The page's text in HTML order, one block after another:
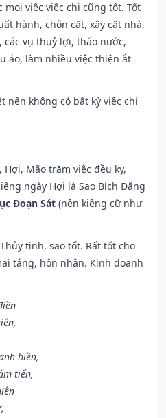
mọi việc việc chi cũng tốt. Tốt
hành, chôn cất, xây cất nhà,
vụ thuỷ lợi, tháo nước,
áo, làm nhiều việc thiện ắt
nên không có bất kỳ việc chi
Mão trăm việc đều kỵ,
ngày Hợi là Sao Bích Đăng
Đoạn Sát (nên kiêng cữ như
tinh, sao tốt. Rất tốt cho
táng, hôn nhân. Kinh doanh
hiền,
tiến,